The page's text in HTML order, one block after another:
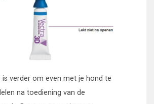
is verder om even met je hond te
na toediening van de